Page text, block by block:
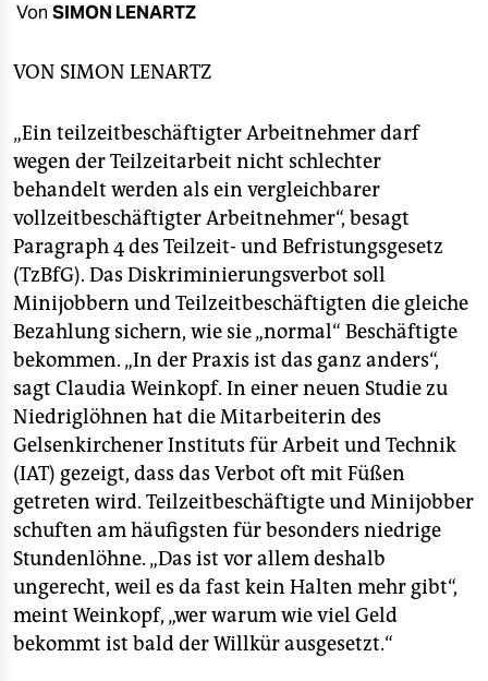
verlag
verlag
shop
fragen & hilfe
unterstützen
abo
genossenschaft
epaper login
Von SIMON LENARTZ
VON SIMON LENARTZ
„Ein teilzeitbeschäftigter Arbeitnehmer darf
wegen der Teilzeitarbeit nicht schlechter
behandelt werden als ein vergleichbarer
vollzeitbeschäftigter Arbeitnehmer“, besagt
Paragraph 4 des Teilzeit- und Befristungsgesetz
(TzBfG). Das Diskriminierungsverbot soll
Minijobbern und Teilzeitbeschäftigten die gleiche
Bezahlung sichern, wie sie „normal“ Beschäftigte
bekommen. „In der Praxis ist das ganz anders“,
sagt Claudia Weinkopf. In einer neuen Studie zu
Niedriglöhnen hat die Mitarbeiterin des
Gelsenkirchener Instituts für Arbeit und Technik
(IAT) gezeigt, dass das Verbot oft mit Füßen
getreten wird. Teilzeitbeschäftigte und Minijobber
schuften am häufigsten für besonders niedrige
Stundenlöhne. „Das ist vor allem deshalb
ungerecht, weil es da fast kein Halten mehr gibt“,
meint Weinkopf, „wer warum wie viel Geld
bekommt ist bald der Willkür ausgesetzt.“